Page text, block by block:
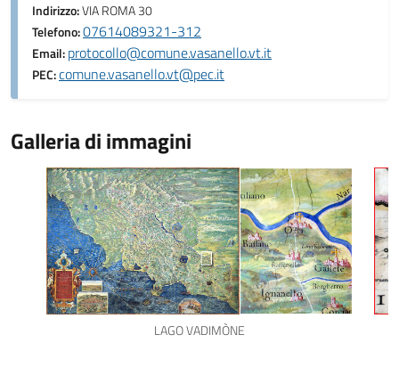
Indirizzo:VIA ROMA 30
Telefono:07614089321-312
Email:protocollo@comune.vasanello.vt.it
PEC:comune.vasanello.vt@pec.it
Galleria di immagini
LAGO VADIMÒNE